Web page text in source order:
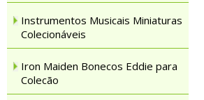
Instrumentos Musicais Miniaturas
Colecionáveis
Iron Maiden Bonecos Eddie para
Colecão